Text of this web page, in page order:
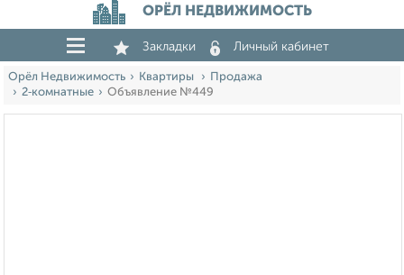
ОРЁЛ НЕДВИЖИМОСТЬ
Закладки Личный кабинет
Орёл Недвижимость Квартиры
Продажа
2‑комнатные
Объявление №449